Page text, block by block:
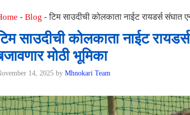
- Blog -टिम साउदीची कोलकाता नाईट रायडर्स संघात
साउदीची कोलकाता नाईट
मोठी भूमिका
14, 2025 by Mhnokari Team